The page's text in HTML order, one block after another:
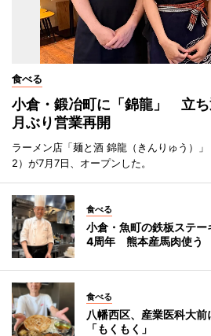
食べる
小倉・鍛冶町に「錦龍」 立
月ぶり営業再開
ラーメン店「麺と酒 錦龍（きんりゅう）
2）が7月7日、オープンした。
食べる
小倉・魚町の鉄板ステ
4周年 熊本産馬肉使う
食べる
八幡西区、産業医科大
「もくもく」